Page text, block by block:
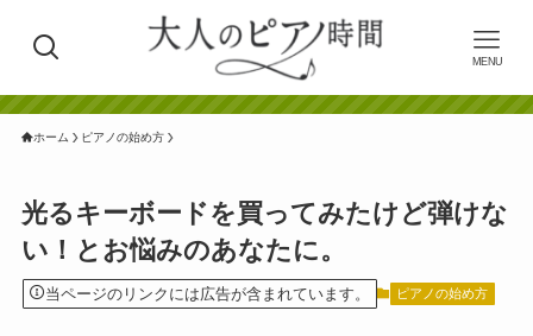
MENU
ホーム ピアノの始め方
光るキーボードを買ってみたけど弾けな
い！とお悩みのあなたに。
当ページのリンクには広告が含まれています。 ピアノの始め方